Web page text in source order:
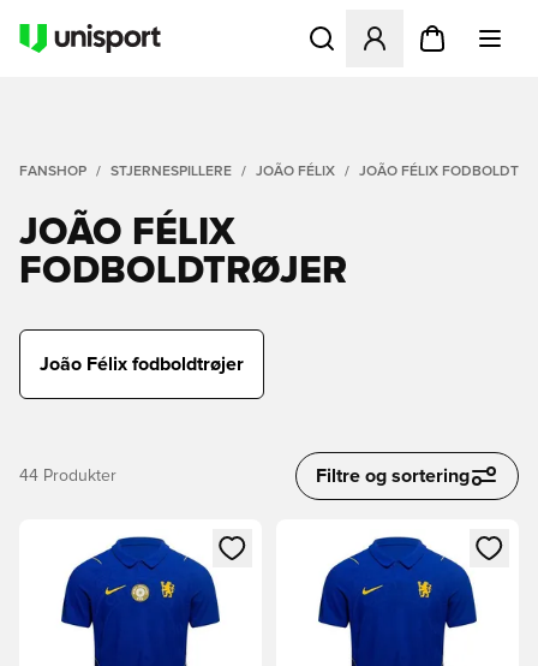
Åbner en Modal til at
FANSHOP STJERNESPILLERE JOÃO FÉLIX JOÃO FÉLIX
JOÃO FÉLIX
FODBOLDTRØJER
João Félix fodboldtrøjer
44 Produkter Filtre og sortering
Åbner en Modal til at logge ind eller tilmelde dig som
Åbner en Modal til at logge